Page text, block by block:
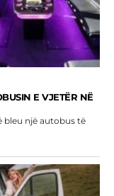
E VJETËR NË
bleu një autobus të